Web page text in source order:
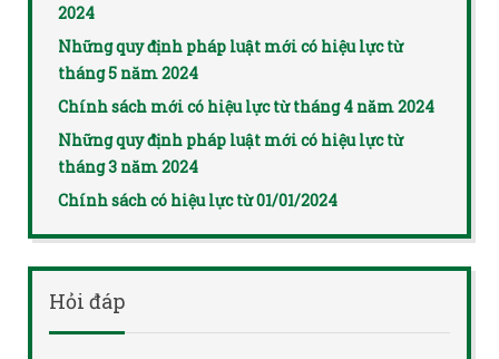
2024
Những quy định pháp luật mới có hiệu lực từ
tháng 5 năm 2024
Chính sách mới có hiệu lực từ tháng 4 năm 2024
Những quy định pháp luật mới có hiệu lực từ
tháng 3 năm 2024
Chính sách có hiệu lực từ 01/01/2024
Hỏi đáp